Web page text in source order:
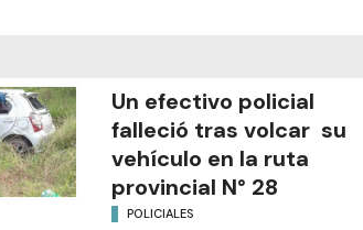
Un efectivo policial
falleció tras volcar su
vehículo en la ruta
provincial N° 28
POLICIALES